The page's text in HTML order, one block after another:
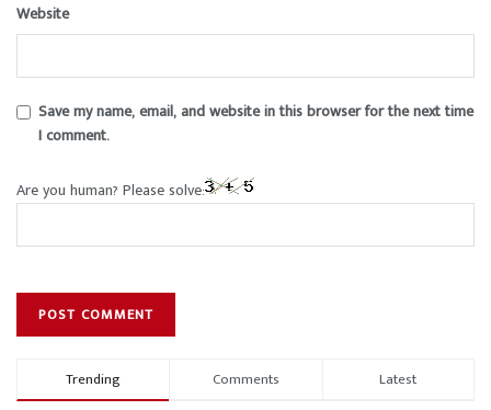
Website
Save my name, email, and website in this browser for the next time
I comment.
Are you human? Please solve:
Trending Comments Latest